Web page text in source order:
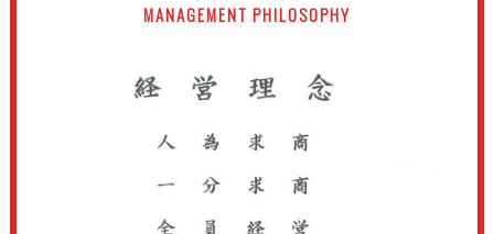
MANAGEMENT PHILOSOPHY